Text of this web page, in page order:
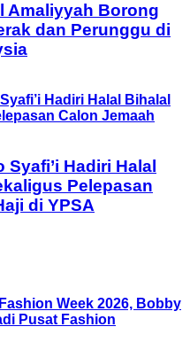
Amaliyyah Borong
dan Perunggu di
Syafi’i Hadiri Halal
Pelepasan
di YPSA